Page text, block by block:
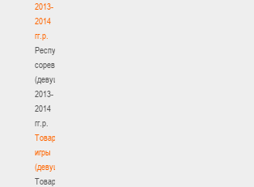
2013-
2014
гг.р.
Республиканские
соревнования
(девушки)
2013-
2014
гг.р.
Товарищеские
игры
(девушки)
Товарищеские